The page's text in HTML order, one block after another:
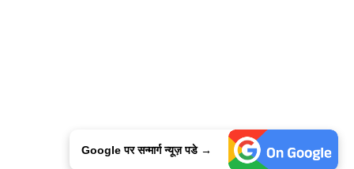
Google पर सन्मार्ग न्यूज़ पडे →